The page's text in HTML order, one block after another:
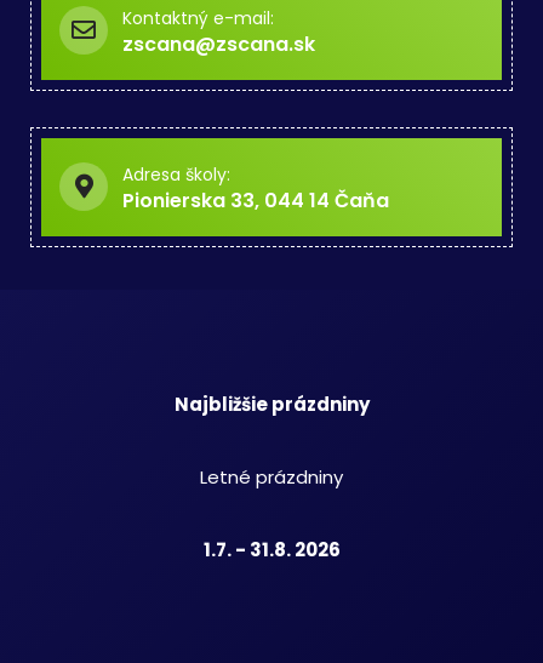
Kontaktný e-mail:
zscana@zscana.sk
Adresa školy:
Pionierska 33, 044 14 Čaňa
Najbližšie prázdniny
Letné prázdniny
1.7. - 31.8. 2026